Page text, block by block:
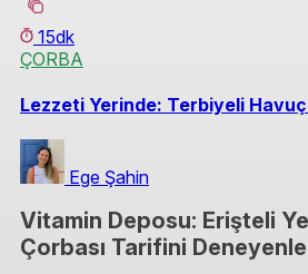
15dk
ÇORBA
Lezzeti Yerinde: Terbiyeli Havuç
Ege Şahin
Vitamin Deposu: Erişteli
Çorbası Tarifini